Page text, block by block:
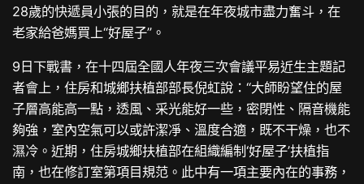
28歲的快遞員小張的目的，就是在年夜城市盡力奮斗，在
老家給爸媽買上“好屋子”。
9日下戰書，在十四屆全國人年夜三次會議平易近生主題記
者會上，住房和城鄉扶植部部長倪虹說：“大師盼望住的屋
子層高能高一點，透風、采光能好一些，密閉性、隔音機能
夠強，室內空氣可以或許潔凈、溫度合適，既不干燥，也不
濕冷。近期，住房城鄉扶植部在組織編制‘好屋子’扶植指
南，也在修訂室第項目規范。此中有一項主要內在的事務，